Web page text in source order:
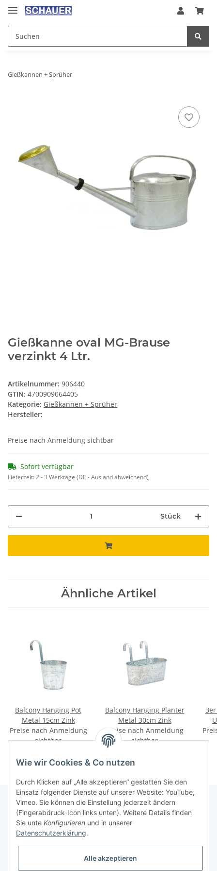
Gießkannen + Sprüher
Gießkanne oval MG-Brause
verzinkt 4 Ltr.
Artikelnummer: 906440
GTIN: 4700909064405
Kategorie: Gießkannen + Sprüher
Hersteller:
Preise nach Anmeldung sichtbar
Sofort verfügbar
Lieferzeit:2 - 3 Werktage (DE - Ausland abweichend)
Stück
Ähnliche Artikel
Balcony Hanging Pot
Metal 15cm Zink
Preise nach Anmeldung
sichtbar
Balcony Hanging Planter
Metal 30cm Zink
Preise nach Anmeldung
sichtbar
Informationen
Gesetzliche Informationen
Wie wir Cookies & Co nutzen
Durch Klicken auf „Alle akzeptieren“ gestatten Sie den
Einsatz folgender Dienste auf unserer Website: YouTube,
Vimeo. Sie können die Einstellung jederzeit ändern
(Fingerabdruck-Icon links unten). Weitere Details finden
Sie unte Konfigurieren und in unserer
Datenschutzerklärung.
Alle akzeptieren